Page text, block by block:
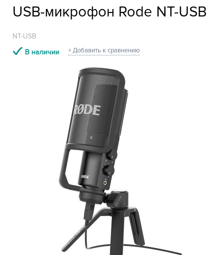
USB-микрофон Rode NT-USB
NT-USB
В наличии
+ Добавить к сравнению